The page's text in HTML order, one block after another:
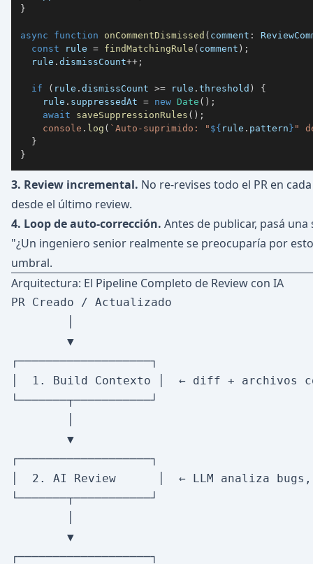
}
async function onCommentDismissed ( comment :
const rule = findMatchingRule ( comment ) ;
  rule
. dismissCount++ ;
if ( rule . dismissCount >= rule . threshold )
{
    rule
. suppressedAt = new Date ( ) ;
await
saveSuppressionRules ( ) ;
console . log ( ` Auto-suprimido: " ${ rule . pattern} "
}
}
3. Review incremental. No re-revises todo el PR en
desde el último review.
4. Loop de auto-corrección. Antes de publicar, pasá
"¿Un ingeniero senior realmente se preocuparía por
umbral.
Arquitectura: El Pipeline Completo de Review con IA
PR Creado / Actualizado
        ▼
┌───────────────────┐
│  1. Build Contexto │  ← diff + archivos
└───────┬───────────┘
        ▼
┌───────────────────┐
│  2. AI Review      │  ← LLM analiza
└───────┬───────────┘
        ▼
┌───────────────────┐